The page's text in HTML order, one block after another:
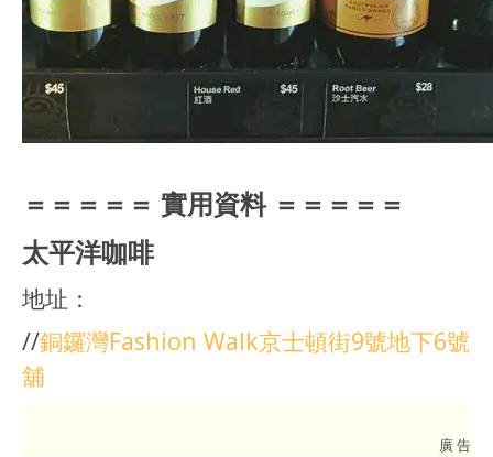
＝＝＝＝＝ 實用資料 ＝＝＝＝＝
太平洋咖啡
地址：
//銅鑼灣Fashion Walk京士頓街9號地下6號
舖
廣 告